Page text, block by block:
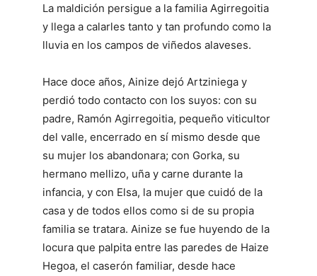
La maldición persigue a la familia Agirregoitia
y llega a calarles tanto y tan profundo como la
lluvia en los campos de viñedos alaveses.
Hace doce años, Ainize dejó Artziniega y
perdió todo contacto con los suyos: con su
padre, Ramón Agirregoitia, pequeño viticultor
del valle, encerrado en sí mismo desde que
su mujer los abandonara; con Gorka, su
hermano mellizo, uña y carne durante la
infancia, y con Elsa, la mujer que cuidó de la
casa y de todos ellos como si de su propia
familia se tratara. Ainize se fue huyendo de la
locura que palpita entre las paredes de Haize
Hegoa, el caserón familiar, desde hace